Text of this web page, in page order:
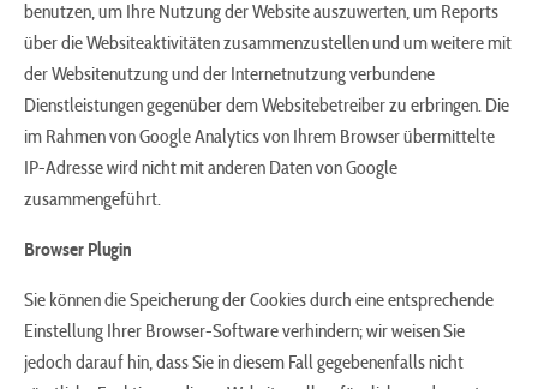
benutzen, um Ihre Nutzung der Website auszuwerten, um Reports
über die Websiteaktivitäten zusammenzustellen und um weitere mit
der Websitenutzung und der Internetnutzung verbundene
Dienstleistungen gegenüber dem Websitebetreiber zu erbringen. Die
im Rahmen von Google Analytics von Ihrem Browser übermittelte
IP-Adresse wird nicht mit anderen Daten von Google
zusammengeführt.
Browser Plugin
Sie können die Speicherung der Cookies durch eine entsprechende
Einstellung Ihrer Browser-Software verhindern; wir weisen Sie
jedoch darauf hin, dass Sie in diesem Fall gegebenenfalls nicht